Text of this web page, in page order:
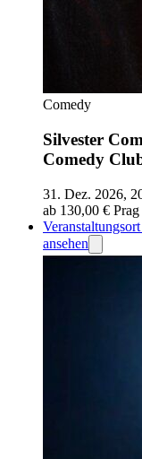
Comedy
Silvester
Comedy
31. Dez. 2026,
ab 130,00 € Prag
ansehen